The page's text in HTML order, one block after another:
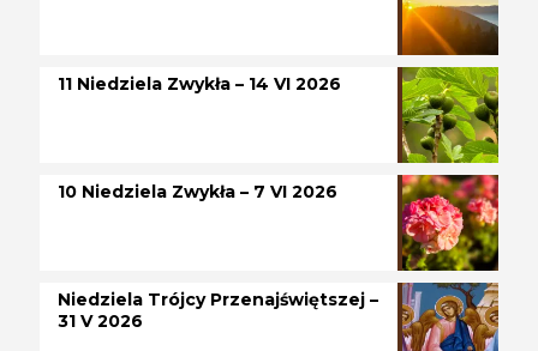
11 Niedziela Zwykła – 14 VI 2026
10 Niedziela Zwykła – 7 VI 2026
Niedziela Trójcy Przenajświętszej –
31 V 2026